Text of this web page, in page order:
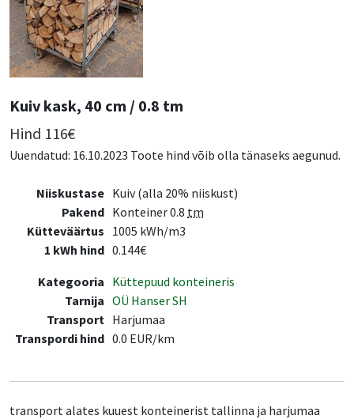
Kuiv kask, 40 cm / 0.8 tm
Hind 116€
Uuendatud: 16.10.2023 Toote hind võib olla tänaseks aegunud.
Niiskustase Kuiv (alla 20% niiskust)
Pakend Konteiner 0.8 tm
Kütteväärtus 1005 kWh/m3
1 kWh hind 0.144€
Kategooria Küttepuud konteineris
Tarnija OÜ Hanser SH
Transport Harjumaa
Transpordi hind 0.0 EUR/km
transport alates kuuest konteinerist tallinna ja harjumaa